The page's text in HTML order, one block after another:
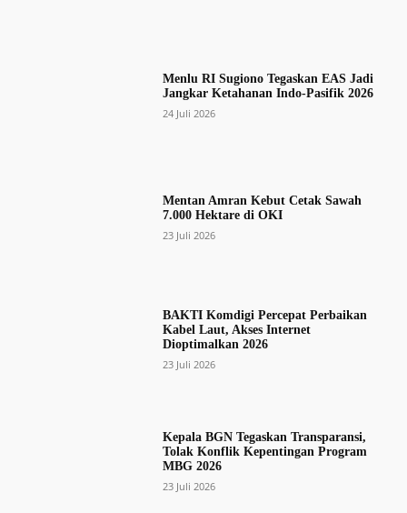
Menlu RI Sugiono Tegaskan EAS Jadi
Jangkar Ketahanan Indo-Pasifik 2026
24 Juli 2026
Mentan Amran Kebut Cetak Sawah
7.000 Hektare di OKI
23 Juli 2026
BAKTI Komdigi Percepat Perbaikan
Kabel Laut, Akses Internet
Dioptimalkan 2026
23 Juli 2026
Kepala BGN Tegaskan Transparansi,
Tolak Konflik Kepentingan Program
MBG 2026
23 Juli 2026